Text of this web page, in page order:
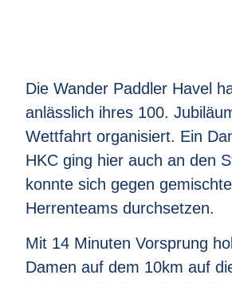
Die Wander Paddler Havel
anlässlich ihres 100.
Wettfahrt organisiert. Ein
HKC ging hier auch an den
konnte sich gegen
Herrenteams durchsetzen.
Mit 14 Minuten Vorsprung
Damen auf dem 10km auf